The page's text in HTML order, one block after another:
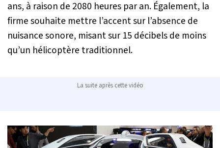
ans, à raison de 2080 heures par an. Également, la
firme souhaite mettre l’accent sur l’absence de
nuisance sonore, misant sur 15 décibels de moins
qu’un hélicoptère traditionnel.
La suite après cette vidéo